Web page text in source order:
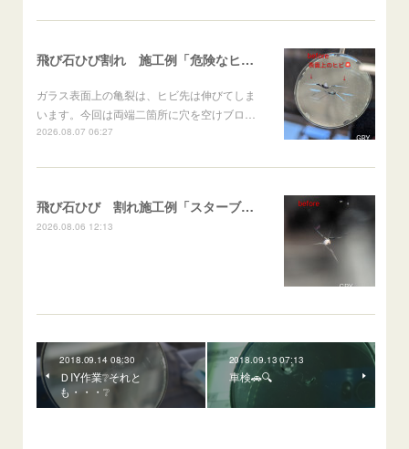
飛び石ひび割れ 施工例「危険なヒビ🚨⚠️表面上亀裂」ジムニー
ガラス表面上の亀裂は、ヒビ先は伸びてしま
います。今回は両端二箇所に穴を空けブロ…
2026.08.07 06:27
飛び石ひび 割れ施工例「スターブレイク系」 フリード
2026.08.06 12:13
2018.09.14 08:30
ＤIY作業❔それと
も・・・❔
2018.09.13 07:13
車検🚗🔍